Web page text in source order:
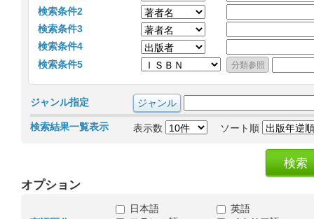
検索条件2
検索条件3
検索条件4
検索条件5
ジャンル指定
検索結果一覧表示 表示数 ソート順
オプション
日本語
英語